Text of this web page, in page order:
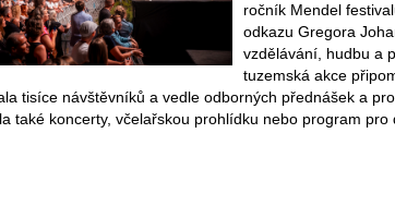
ročník Mendel
odkazu Gregora
vzdělávání, hudbu a
tuzemská akce
tisíce návštěvníků a vedle odborných přednášek a
také koncerty, včelařskou prohlídku nebo program pro